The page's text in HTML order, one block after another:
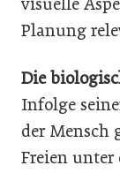
Planung
Die
Infolge
der Mensch
Freien unter